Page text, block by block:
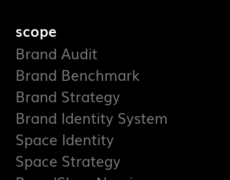
scope
Brand Audit
Brand Benchmark
Brand Strategy
Brand Identity System
Space Identity
Space Strategy